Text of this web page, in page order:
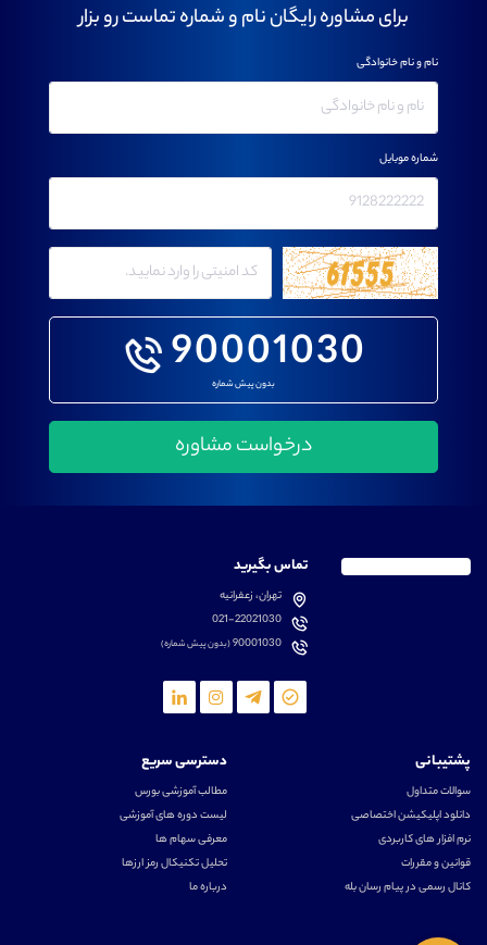
برای مشاوره رایگان نام و شماره تماست رو بزار
90001030
بدون پیش شماره
نام و نام خانوادگی
شماره موبایل
تماس بگیرید
تهران، زعفرانیه
021-22021030
90001030(بدون پیش شماره)
پشتیبانی
سوالات متداول
دانلود اپلیکیشن اختصاصی
نرم افزار های کاربردی
قوانین و مقررات
کانال رسمی در پیام رسان بله
دسترسی سریع
مطالب آموزشی بورس
لیست دوره های آموزشی
معرفی سهام ها
تحلیل تکنیکال رمز ارزها
درباره ما